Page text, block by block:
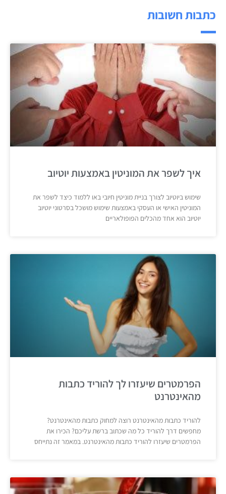
כתבות חשובות
איך לשפר את המוניטין באמצעות יוטיוב
שימוש ביוטיוב לצורך בניית מוניטין חיובי באו ללמוד כיצד לשפר את
המוניטין האישי או העסקי באמצעות שימוש מושכל בסרטוני יוטיוב
יוטיוב הוא אחד מהכלים הפופולאריים
הפרמטרים שיעזרו לך להוריד כתבות
מהאינטרנט
להוריד כתבות מהאינטרנט רוצה למחוק כתבות מהאינטרנט?
מחפשים דרך להוריד כל מה שכתוב ברשת עליכם? הכירו את
הפרמטרים שיעזרו להוריד כתבות מהאינטרנט. במאמר זה נתייחס